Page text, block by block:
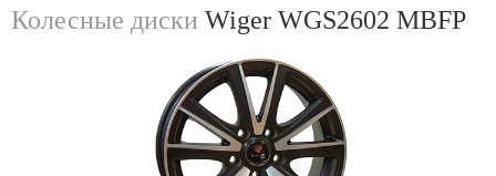
Колесные диски Wiger WGS2602 MBFP